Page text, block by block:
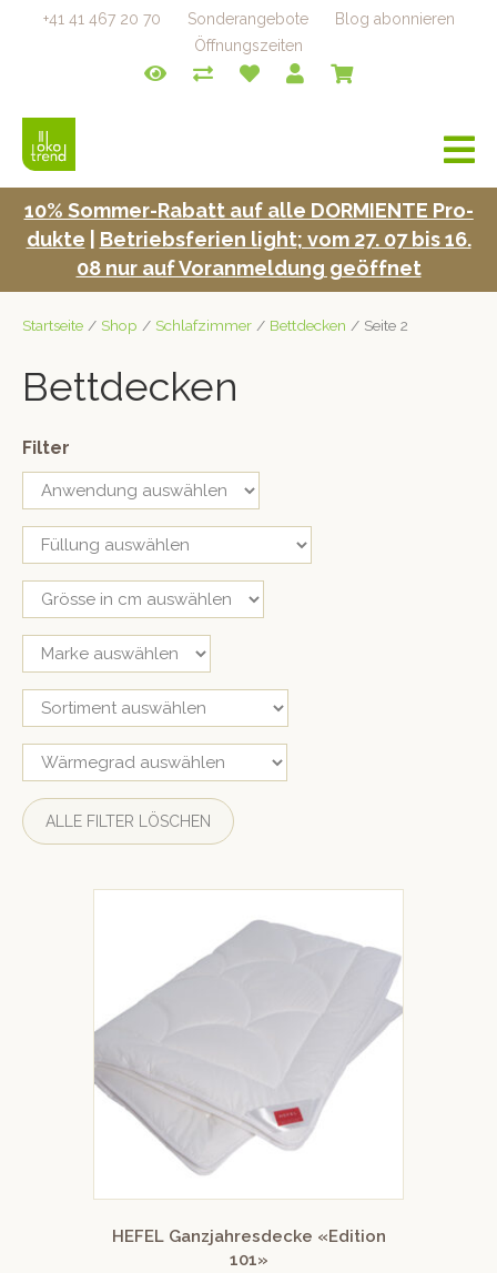
+41 41 467 20 70 Sonderangebote
Blog abonnieren
Öffnungszeiten
a
v
i
10% Som­mer-Rabatt auf alle DORMIENTE Pro­
duk­te
Betrieb­s­fe­rien light; vom 27. 07 bis 16.
08 nur auf Voran­mel­dung geöffnet
Startseite / Shop / Schlafzimmer / Bettdecken / Seite 2
Bettdecken
Filter
ALLE FILTER LÖSCHEN
HEFEL Ganzjahresdecke «Edition
101»